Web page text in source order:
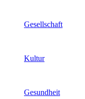
Gesellschaft
Kultur
Gesundheit